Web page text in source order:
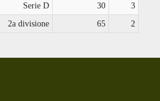
Serie D
30
3
2a divisione
65 2